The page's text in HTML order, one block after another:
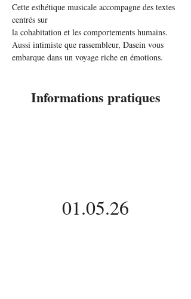
Cette esthétique musicale accompagne des textes
centrés sur
la cohabitation et les comportements humains.
Aussi intimiste que rassembleur, Dasein vous
embarque dans un voyage riche en émotions.
Informations pratiques
01.05.26